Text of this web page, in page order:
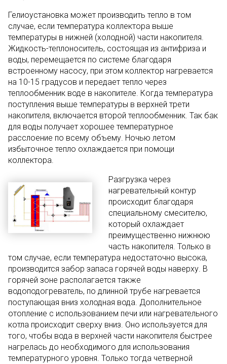
Гелиоустановка может производить тепло в том
случае, если температура коллектора выше
температуры в нижней (холодной) части накопителя.
Жидкость-теплоноситель, состоящая из антифриза и
воды, перемещается по системе благодаря
встроенному насосу, при этом коллектор нагревается
на 10-15 градусов и передает тепло через
теплообменник воде в накопителе. Когда температура
поступления выше температуры в верхней трети
накопителя, включается второй теплообменник. Так бак
для воды получает хорошее температурное
расслоение по всему объему. Ночью летом
избыточное тепло охлаждается при помощи
коллектора.
Разгрузка через
нагревательный контур
происходит благодаря
специальному смесителю,
который охлаждает
преимущественно нижнюю
часть накопителя. Только в
том случае, если температура недостаточно высока,
производится забор запаса горячей воды наверху. В
горячей зоне располагается также
водоподогреватель, по длинной трубе нагревается
поступающая вниз холодная вода. Дополнительное
отопление с использованием печи или нагревательного
котла происходит сверху вниз. Оно используется для
того, чтобы вода в верхней части накопителя быстрее
нагрелась до необходимого для использования
температурного уровня. Только тогда четверной